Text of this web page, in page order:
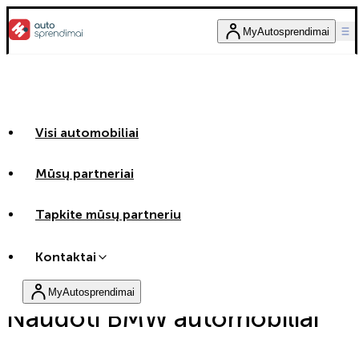
MyAutosprendimai
Visi automobiliai
Mūsų partneriai
Tapkite mūsų partneriu
Kontaktai
MyAutosprendimai
Naudoti BMW automobiliai